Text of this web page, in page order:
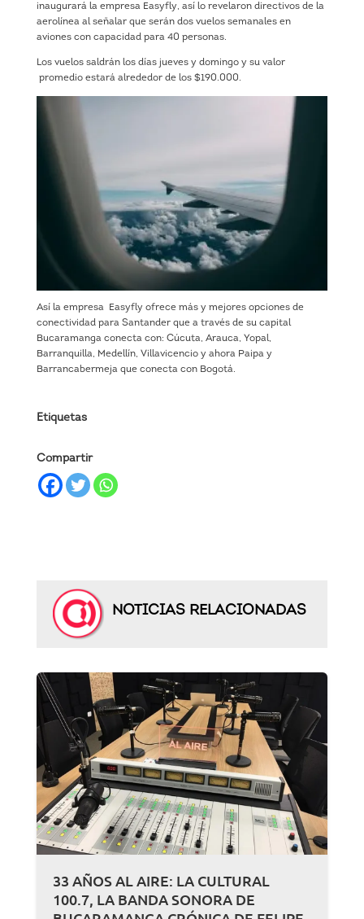
inaugurará la empresa Easyfly, así lo revelaron directivos de la
aerolínea al señalar que serán dos vuelos semanales en
aviones con capacidad para 40 personas.
Los vuelos saldrán los días jueves y domingo y su valor
promedio estará alrededor de los $190.000.
Así la empresa Easyfly ofrece más y mejores opciones de
conectividad para Santander que a través de su capital
Bucaramanga conecta con: Cúcuta, Arauca, Yopal,
Barranquilla, Medellín, Villavicencio y ahora Paipa y
Barrancabermeja que conecta con Bogotá.
Etiquetas
Compartir
NOTICIAS RELACIONADAS
33 AÑOS AL AIRE: LA CULTURAL
100.7, LA BANDA SONORA DE